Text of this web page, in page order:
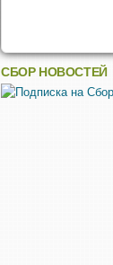
СБОР НОВОСТЕЙ